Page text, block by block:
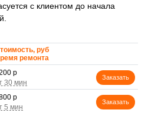
с клиентом до начала
руб
ремонта
р
Заказать
р
Заказать